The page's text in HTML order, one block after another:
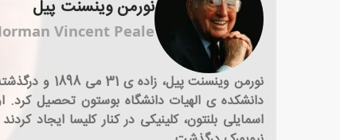
نورمن وینسنت پیل
Vincent Peale
دانشکده ی الهیات دانشگاه بوستون تحصیل